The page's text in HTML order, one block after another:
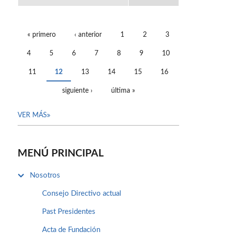
« primero ‹ anterior 1 2 3
4 5 6 7 8 9 10
11 12 13 14 15 16
siguiente › última »
VER MÁS
MENÚ PRINCIPAL
Nosotros
Consejo Directivo actual
Past Presidentes
Acta de Fundación